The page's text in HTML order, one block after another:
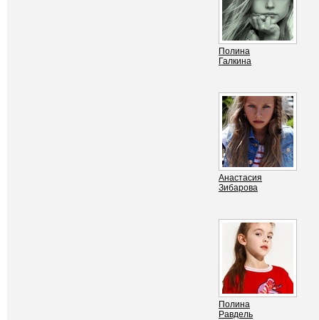
Полина
Галкина
Анастасия
Зибарова
Полина
Равдель